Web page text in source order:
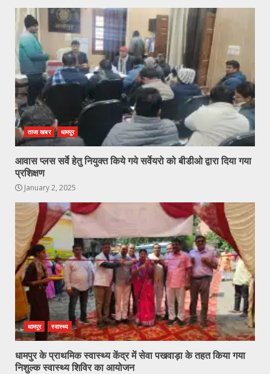
ताजा खबर धामपुर
आवास प्लस सर्वे हेतु नियुक्त किये गये सर्वेयरो को बीडीओ द्वारा दिया गया
प्रशिक्षण
January 2, 2025
धामपुर स्वास्थ्य
धामपुर के प्राथमिक स्वास्थ्य केंद्र में सेवा पखवाड़ा के तहत किया गया
निशुल्क स्वास्थ्य शिविर का आयोजन